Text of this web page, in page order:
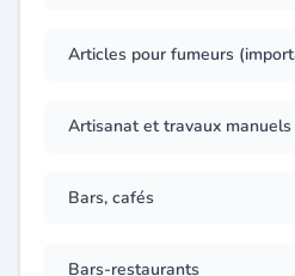
Bars, cafés
Bars-restaurants